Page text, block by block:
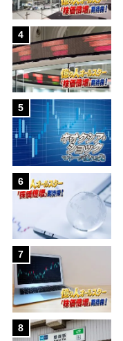
4
5
6
7
8